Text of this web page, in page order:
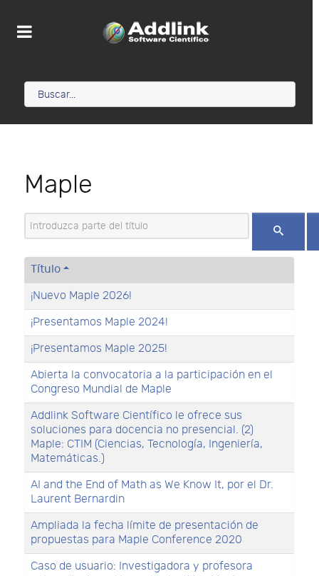
Maple
Introduzca parte del título
Título
¡Nuevo Maple 2026!
¡Presentamos Maple 2024!
¡Presentamos Maple 2025!
Abierta la convocatoria a la participación en el
Congreso Mundial de Maple
Addlink Software Científico le ofrece sus
soluciones para docencia no presencial. (2)
Maple: CTIM (Ciencias, Tecnología, Ingeniería,
Matemáticas.)
AI and the End of Math as We Know It, por el Dr.
Laurent Bernardin
Ampliada la fecha límite de presentación de
propuestas para Maple Conference 2020
Caso de usuario: Investigadora y profesora